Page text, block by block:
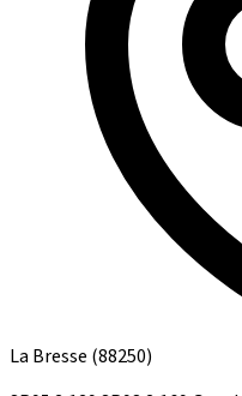
La Bresse (88250)